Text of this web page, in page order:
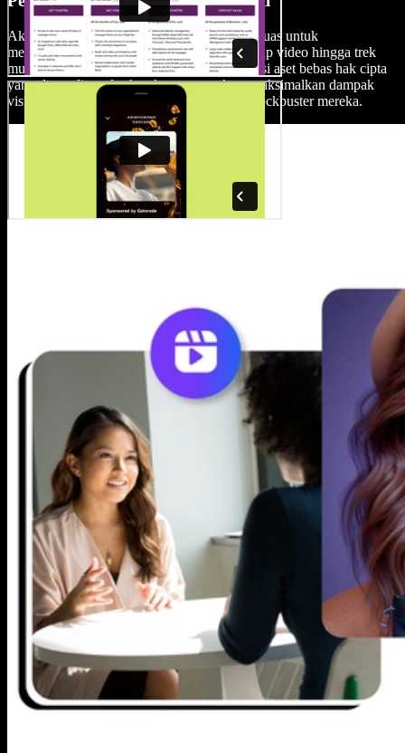
Akses perpustakaan stok bebas royalti yang luas untuk
memperindah trailer film Anda. Mulai dari klip video hingga trek
musik, Speechify Studio menyediakan koleksi aset bebas hak cipta
yang dapat dimanfaatkan kreator untuk memaksimalkan dampak
visual dan audio dari produksi berkualitas blockbuster mereka.